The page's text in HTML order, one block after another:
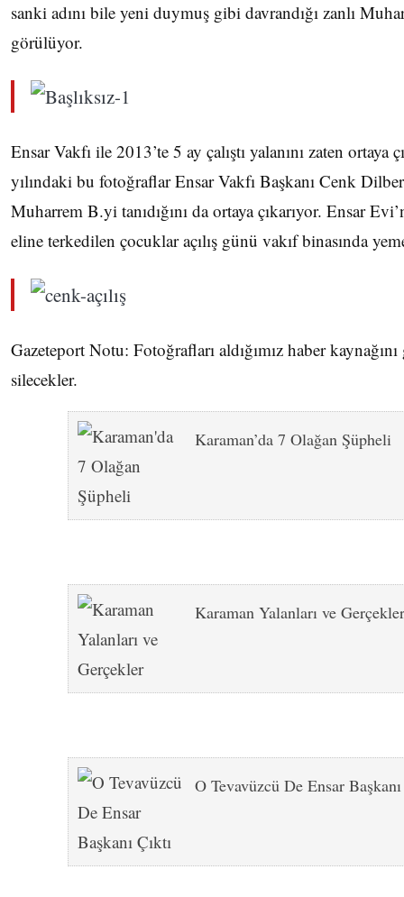
sanki adını bile yeni duymuş gibi davrandığı zanlı
görülüyor.
Ensar Vakfı ile 2013’te 5 ay çalıştı yalanını zaten ortaya
yılındaki bu fotoğraflar Ensar Vakfı Başkanı Cenk
Muharrem B.yi tanıdığını da ortaya çıkarıyor. Ensar
eline terkedilen çocuklar açılış günü vakıf binasında
Gazeteport Notu: Fotoğrafları aldığımız haber
silecekler.
Karaman’da 7 Olağan Şüpheli
Karaman Yalanları ve Gerçekler
O Tevavüzcü De Ensar Başkanı